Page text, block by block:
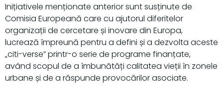
Inițiativele menționate anterior sunt susținute de
Comisia Europeană care cu ajutorul diferitelor
organizații de cercetare și inovare din Europa,
lucrează împreună pentru a defini și a dezvolta aceste
„citi-verse” printr-o serie de programe finanțate,
având scopul de a îmbunătăți calitatea vieții în zonele
urbane și de a răspunde provocărilor asociate.